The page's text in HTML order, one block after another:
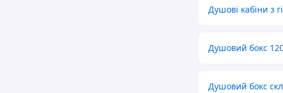
Душові кабіни з
Душовий бокс
Душовий бокс